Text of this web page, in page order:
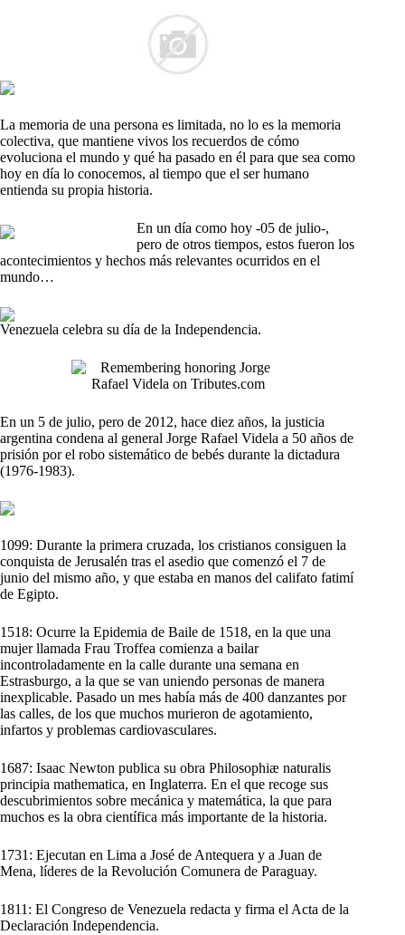
La memoria de una persona es limitada, no lo es la memoria
colectiva, que mantiene vivos los recuerdos de cómo
evoluciona el mundo y qué ha pasado en él para que sea como
hoy en día lo conocemos, al tiempo que el ser humano
entienda su propia historia.
En un día como hoy -05 de julio-,
pero de otros tiempos, estos fueron los
acontecimientos y hechos más relevantes ocurridos en el
mundo…
Venezuela celebra su día de la Independencia.
En un 5 de julio, pero de 2012, hace diez años, la justicia
argentina condena al general Jorge Rafael Videla a 50 años de
prisión por el robo sistemático de bebés durante la dictadura
(1976-1983).
1099: Durante la primera cruzada, los cristianos consiguen la
conquista de Jerusalén tras el asedio que comenzó el 7 de
junio del mismo año, y que estaba en manos del califato fatimí
de Egipto.
1518: Ocurre la Epidemia de Baile de 1518, en la que una
mujer llamada Frau Troffea comienza a bailar
incontroladamente en la calle durante una semana en
Estrasburgo, a la que se van uniendo personas de manera
inexplicable. Pasado un mes había más de 400 danzantes por
las calles, de los que muchos murieron de agotamiento,
infartos y problemas cardiovasculares.
1687: Isaac Newton publica su obra Philosophiæ naturalis
principia mathematica, en Inglaterra. En el que recoge sus
descubrimientos sobre mecánica y matemática, la que para
muchos es la obra científica más importante de la historia.
1731: Ejecutan en Lima a José de Antequera y a Juan de
Mena, líderes de la Revolución Comunera de Paraguay.
1811: El Congreso de Venezuela redacta y firma el Acta de la
Declaración Independencia.